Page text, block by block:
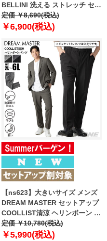
BELLINI 洗える ストレッチ セッ
トアップ パンツ スラックス 軽量
azps2287-c1
定価 ￥8,690(税込)
￥6,900(税込)
【ns623】大きいサイズ メンズ
DREAM MASTER セットアップ
COOLLIST清涼 ヘリンボーン ス
トレッチ パンツ 軽量 ウォッシャ
ブル スマリラ 春夏新作
定価 ￥10,780(税込)
￥5,990(税込)